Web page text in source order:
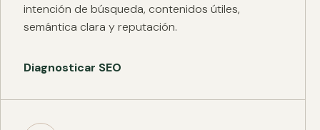
intención de búsqueda, contenidos útiles,
semántica clara y reputación.
Diagnosticar SEO